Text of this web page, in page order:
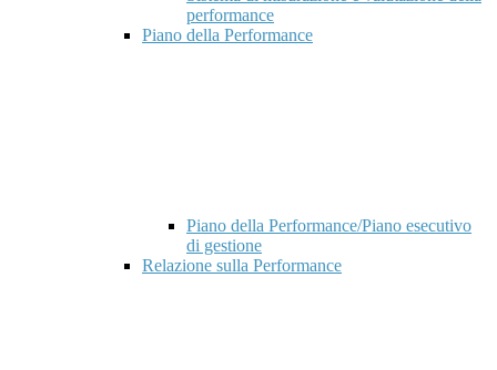
performance
Piano della Performance
Piano della Performance/Piano esecutivo
di gestione
Relazione sulla Performance